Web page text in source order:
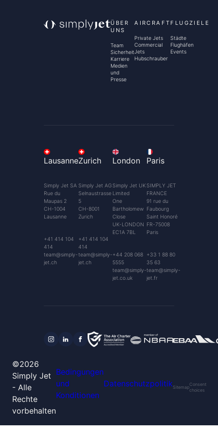
ÜBER
UNS
Team
Sicherheit
Karriere
Medien
und
Presse
AIRCRAFT
Private Jets
Commercial
Jets
Hubschrauber
FLUGZIELE
Städte
Flughäfen
Events
Lausanne
Simply Jet SA
Rue du
Maupas 2
CH-1004
Lausanne
+41 414 104
414
team@simply-
jet.ch
Zurich
Simply Jet AG
Selnaustrasse
5
CH-8001
Zurich
+41 414 104
414
team@simply-
jet.ch
London
Simply Jet UK
Limited
One
Bartholomew
Close
UK-LONDON
EC1A 7BL
+44 208 068
5555
team@simply-
jet.co.uk
Paris
SIMPLY JET
FRANCE
91 rue du
Faubourg
Saint Honoré
FR-75008
Paris
+33 1 88 80
35 63
team@simply-
jet.fr
©2026
Simply Jet
- Alle
Rechte
vorbehalten
Bedingungen
und
Konditionen
DatenschutzpolitikSitemap
Consent
choices